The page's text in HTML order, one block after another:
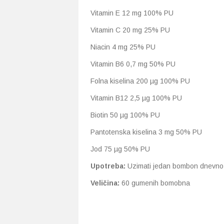
Vitamin E 12 mg 100% PU
Vitamin C 20 mg 25% PU
Niacin 4 mg 25% PU
Vitamin B6 0,7 mg 50% PU
Folna kiselina 200 µg 100% PU
Vitamin B12 2,5 µg 100% PU
Biotin 50 µg 100% PU
Pantotenska kiselina 3 mg 50% PU
Jod 75 µg 50% PU
Upotreba: Uzimati jedan bombon
Veličina: 60 gumenih bomobna